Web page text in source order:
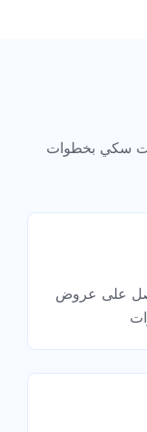
سكي بخطوات
على عروض